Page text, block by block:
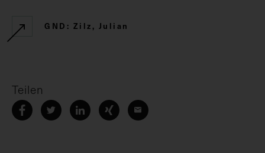
GND: Zilz, Julian
Teilen